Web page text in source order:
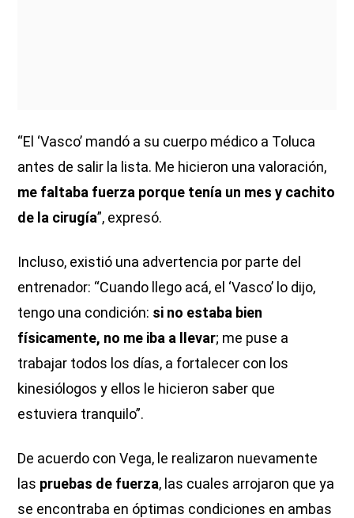
“El ‘Vasco’ mandó a su cuerpo médico a Toluca
antes de salir la lista. Me hicieron una valoración,
me faltaba fuerza porque tenía un mes y cachito
de la cirugía”, expresó.
Incluso, existió una advertencia por parte del
entrenador: “Cuando llego acá, el ‘Vasco’ lo dijo,
tengo una condición: si no estaba bien
físicamente, no me iba a llevar; me puse a
trabajar todos los días, a fortalecer con los
kinesiólogos y ellos le hicieron saber que
estuviera tranquilo”.
De acuerdo con Vega, le realizaron nuevamente
las pruebas de fuerza, las cuales arrojaron que ya
se encontraba en óptimas condiciones en ambas